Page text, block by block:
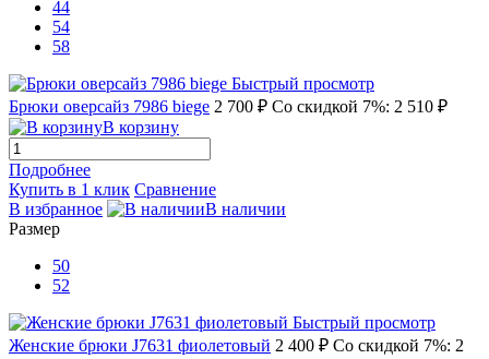
44
54
58
Быстрый просмотр
Брюки оверсайз 7986 biege 2 700 ₽ Со скидкой 7%: 2 510 ₽
В корзину
Подробнее
Купить в 1 клик Сравнение
В избранное
В наличии
Размер
50
52
Быстрый просмотр
Женские брюки J7631 фиолетовый 2 400 ₽ Со скидкой 7%: 2